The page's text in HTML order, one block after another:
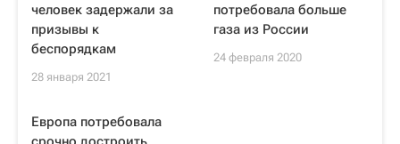
человек задержали за
призывы к
беспорядкам
28 января 2021
потребовала больше
газа из России
24 февраля 2020
Европа потребовала